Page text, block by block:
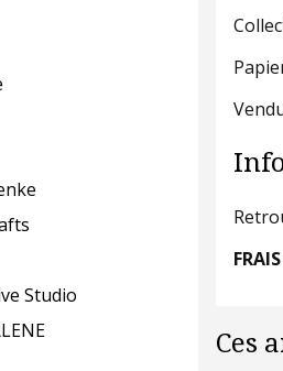
Studio
Ces